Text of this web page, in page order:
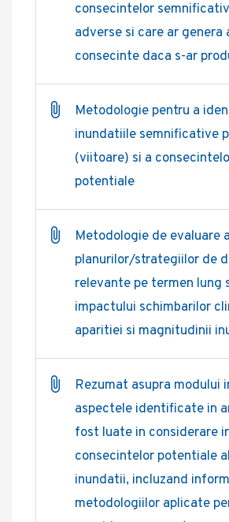
consecintelor
adverse si care ar
consecinte daca s-ar
Metodologie pentru a
inundatiile semnificative
(viitoare) si a
potentiale
Metodologie de evaluare
planurilor/strategiilor de
relevante pe termen lung
impactului schimbarilor
aparitiei si magnitudinii
Rezumat asupra modului
aspectele identificate in
fost luate in considerare
consecintelor potentiale
inundatii, incluzand
metodologiilor aplicate